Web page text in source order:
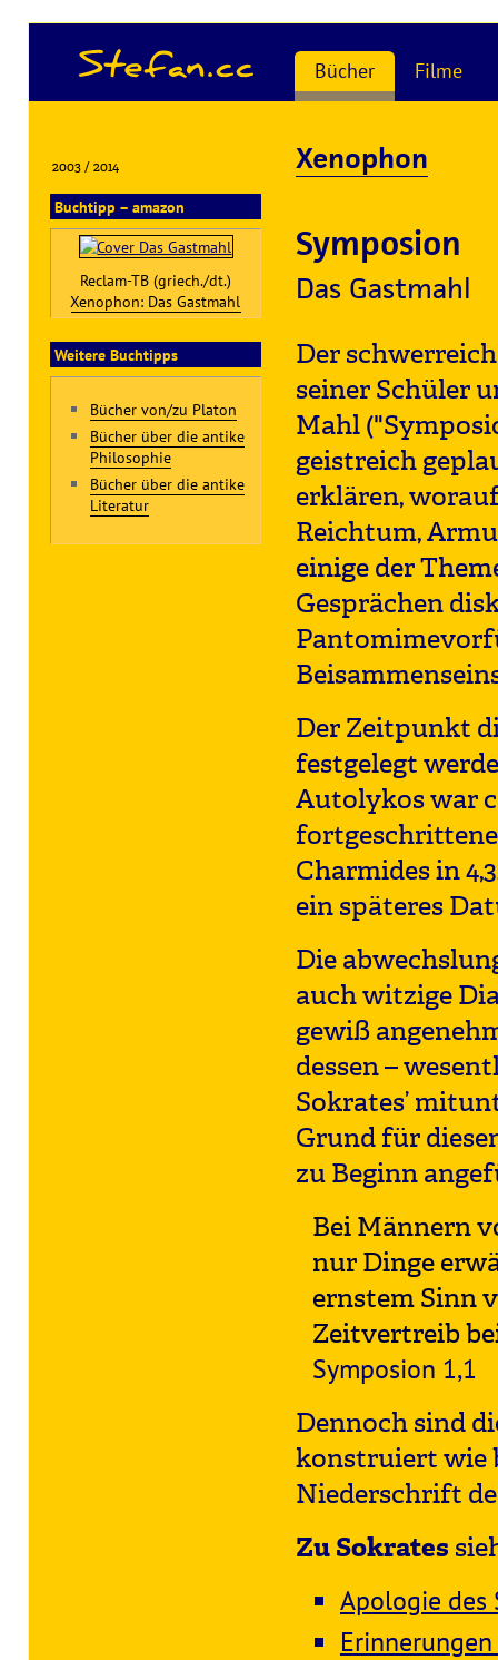
Stefan.cc Bücher Filme
Xenophon
Symposion
Das Gastmahl
Der
seiner Schüler
Mahl
geistreich
erklären,
Reichtum,
einige der
Gesprächen
Der Zeitpunkt
festgelegt
Autolykos war
Charmides in
ein späteres
Die
auch witzige
gewiß
dessen –
Sokrates’
Grund für
zu Beginn
Bei Männern
nur Dinge
ernstem Sinn
Zeitvertreib
Symposion 1,1
Dennoch sind
konstruiert wie
Niederschrift
Zu Sokrates
Apologie des
2003 / 2014
Buchtipp – amazon
Reclam-TB (griech./dt.)
Xenophon: Das Gastmahl
Weitere Buchtipps
Bücher von/zu Platon
Bücher über die antike
Philosophie
Bücher über die antike
Literatur